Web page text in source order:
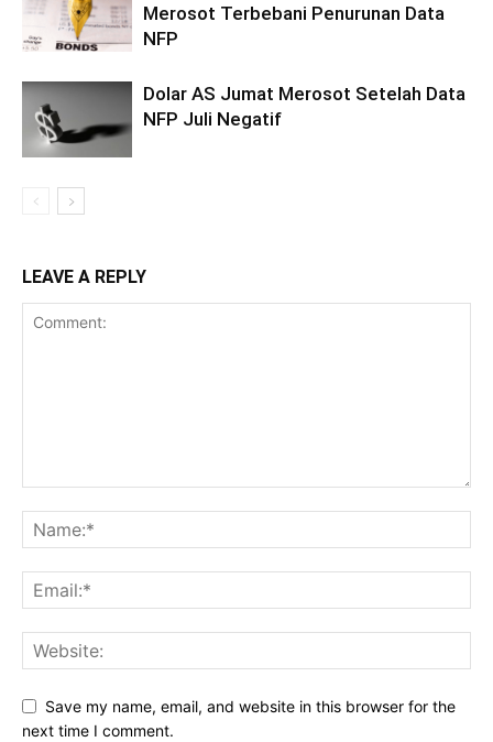
Merosot Terbebani Penurunan Data
NFP
Dolar AS Jumat Merosot Setelah Data
NFP Juli Negatif
LEAVE A REPLY
Save my name, email, and website in this browser for the
next time I comment.